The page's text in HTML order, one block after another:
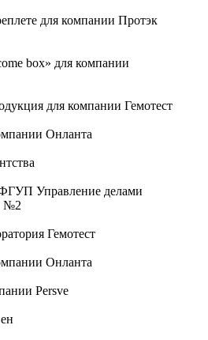
для компании Протэк
box» для компании
для компании Гемотест
Онланта
Управление делами
№2
Гемотест
Онланта
Persve